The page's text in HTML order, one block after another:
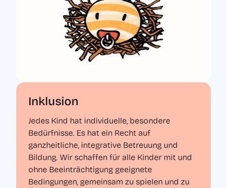
Inklusion
Jedes Kind hat individuelle, besondere
Bedürfnisse. Es hat ein Recht auf
ganzheitliche, integrative Betreuung und
Bildung. Wir schaffen für alle Kinder mit und
ohne Beeinträchtigung geeignete
Bedingungen, gemeinsam zu spielen und zu